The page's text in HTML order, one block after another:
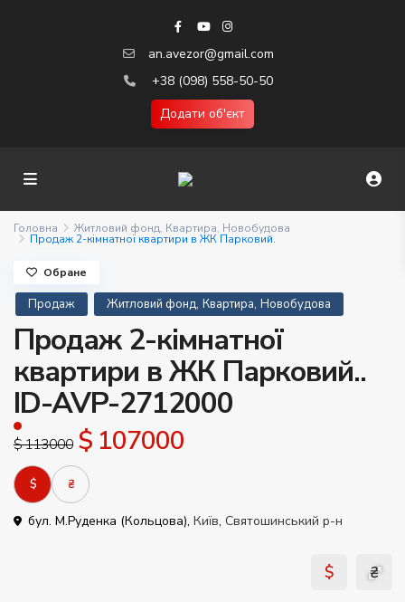
an.avezor@gmail.com
+38 (098) 558-50-50
Додати об'єкт
Головна Житловий фонд, Квартира, Новобудова
Продаж 2-кімнатної квартири в ЖК Парковий.
Продаж Житловий фонд, Квартира, Новобудова
Продаж 2-кімнатної
квартири в ЖК Парковий..
ID-AVP-2712000
$ 113000 $ 107000
$ ₴
бул. М.Руденка (Кольцова), Київ, Святошинський р-н
Обране
$ ₴